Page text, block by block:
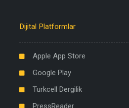
Dijital Platformlar
Apple App Store
Google Play
Turkcell Dergilik